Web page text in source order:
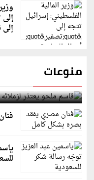
إلى
منوعات
قاسم ملحو يعتذر